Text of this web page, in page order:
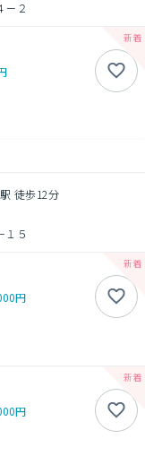
－２
徒歩12分
１５
円
円